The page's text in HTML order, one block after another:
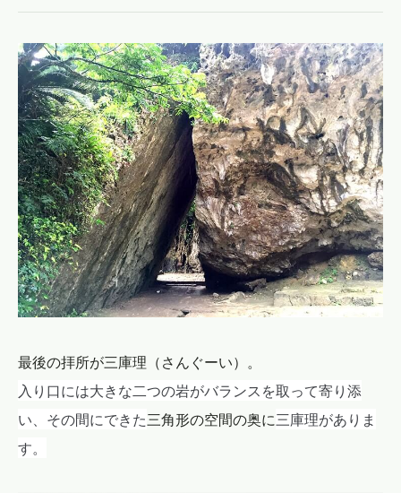
最後の拝所が三庫理（さんぐーい）。
入り口には大きな二つの岩がバランスを取って寄り添
い、その間にできた三角形の空間の奥に三庫理がありま
す。